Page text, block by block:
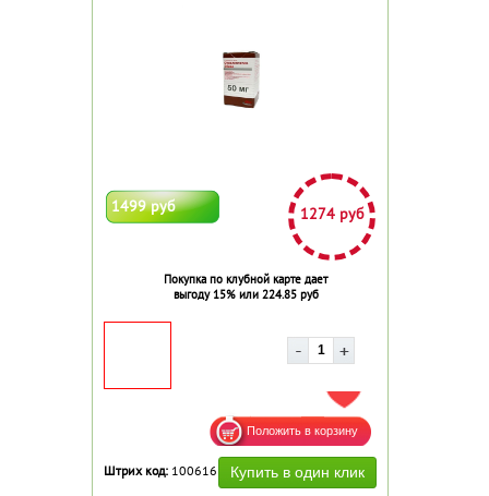
1499 руб 1274 руб
Покупка по клубной карте дает
выгоду 15% или 224.85 руб
ДОБАВИТЬ В ИЗБРАННОЕ
Штрих код: 100616